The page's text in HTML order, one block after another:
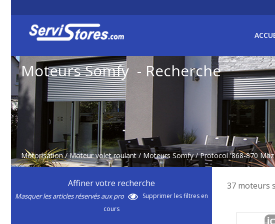
Moteurs Somfy - Recherche
Motorisation /Moteur volet roulant / Moteurs Somfy / Protocol '868-870
Affiner votre recherche
Masquer les articles réservés aux pro
Supprimer les filtres en
cours
37 moteurs